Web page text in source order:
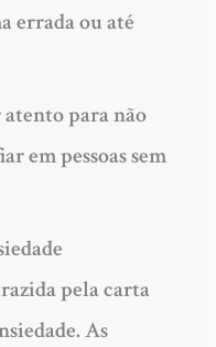
errada ou até
para não
em pessoas sem
pela carta
As